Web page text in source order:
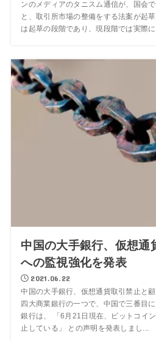
ンのメディアのタニスム通信が、国会
と、取引所市場の整備をする法案が起
は起草の段階であり、現段階では実際に
中国の大手銀行、仮想通
への監視強化を発表
2021.06.22
中国の大手銀行、仮想通貨取引禁止と
四大商業銀行の一つで、中国で三番目
銀行は、 「6月21日現在、ビットコイ
止している」 との声明を発表しまし...